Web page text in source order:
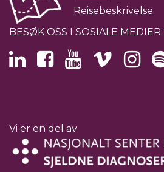
Reisebeskrivelse
BESØK OSS I SOSIALE MEDIER:
Vi er en del av